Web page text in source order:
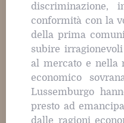
conformità con la
della prima
subire
al mercato e nella
economico
Lussemburgo
presto ad
dalle ragioni